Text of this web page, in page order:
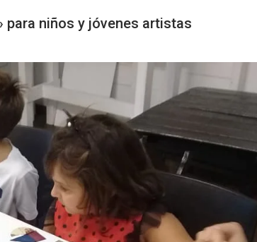
para niños y jóvenes artistas